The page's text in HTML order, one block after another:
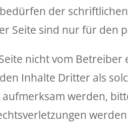
der
Seite sind nur für den
nicht vom
Inhalte Dritter als
werden,